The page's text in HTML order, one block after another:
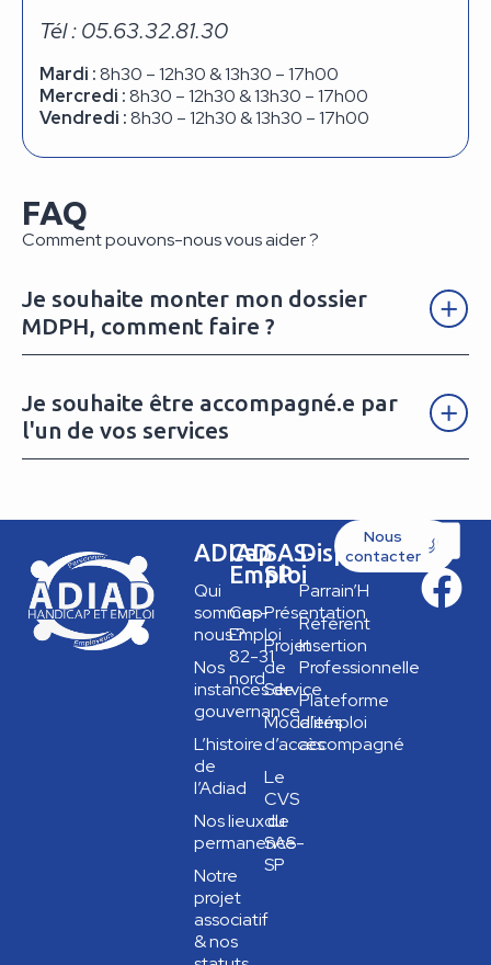
Tél : 05.63.32.81.30
Mardi :8h30 – 12h30 & 13h30 – 17h00
Mercredi :8h30 – 12h30 & 13h30 – 17h00
Vendredi :8h30 – 12h30 & 13h30 – 17h00
FAQ
Comment pouvons-nous vous aider ?
Je souhaite monter mon dossier
MDPH, comment faire ?
Je souhaite être accompagné.e par
l'un de vos services
ADIAD
Qui
sommes-
nous ?
Nos
instances de
gouvernance
L’histoire
de
l’Adiad
Nos lieux de
permanence
Notre
projet
associatif
& nos
Cap
Emploi
Cap
Emploi
82-31
nord
SAS-
SP
Présentation
Projet
de
Service
Modalités
d’accès
Le
CVS
du
SAS-
SP
Dispositifs
Parrain’H
Référent
Insertion
Professionnelle
Plateforme
d’emploi
accompagné
Nous
contacter